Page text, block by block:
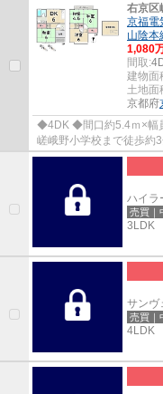
右京区
京福電
山陰本
1,080
間取:
建物面
土地面
京都府
◆4DK ◆間口約5.4ｍ×幅
嵯峨野小学校まで徒歩約
にスーパー、コンビニ、
ハイラ
売買｜
3LDK
サンヴ
売買｜
4LDK